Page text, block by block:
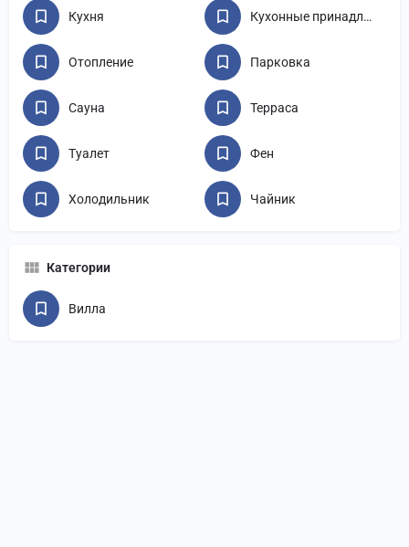
Кухня Кухонные принадлежности
Отопление Парковка
Сауна Терраса
Туалет Фен
Холодильник Чайник
Категории
Вилла